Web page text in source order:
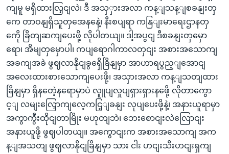
ကျမူ မရှိထားလြှငျလဲ၊ ဒီ အသှှားအလာ ကန့ျသန့ျစခနျးတှ
ကေ တာဝနျရှိသူတှအေနနေဲ့၊ နီးစပျရာ ကနြျးမာရေးဌာနတှ
ကေို ခြိတျဆကျပေးဖို့ လိုပါတယျ။ ဒါ့အပွငျ ဒီစခနျးတှမှော
ရော၊ အိမျတှမှောပါ၊ ကပျရောဂါကာလတှငျး အစားအသောကျ
အခကျအခဲ ဖွဈလာနိုငျခွရှေိခြိနျမှာ အာဟာရပွည့ျအောငျ
အလေးထားစားသောကျပေးဖို့၊ အသှားအလာ ကန့ျသတျထား
ခြိနျမှာ ရှိနတေဲ့နရောမှာပဲ လူူပျလှုပျရှားရှားနဖေို့ လိုတာကွော
င့ျ လမျးလြှောကျလေ့ကငြ့ျခနျး လုပျပေးဖို့နဲ့၊ အနားယူရာမှာ
အကွာကွီးထိုငျတာမြိုး မဟုတျဘဲ၊ ဘေးစောငျးလဲလြောငျး
အနားယူဖို့ ဖွဈပါတယျ။ အကွောငျးက အစားအသောကျ အက
န့ျအသတျ ဖွဈလာနိုငျခြိနျမှာ သား ငါး ဟငျးသီးဟငျးရှကျ